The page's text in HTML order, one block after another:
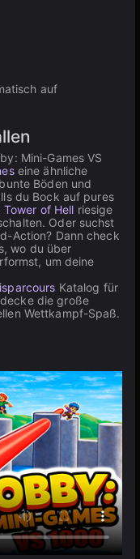
auf
Mini-Games VS
eine ähnliche
Böden und
du Bock auf pures
of Hell riesige
Oder suchst
Action? Dann check
wo du über
um deine
Katalog für
die große
Wettkampf-Spaß.